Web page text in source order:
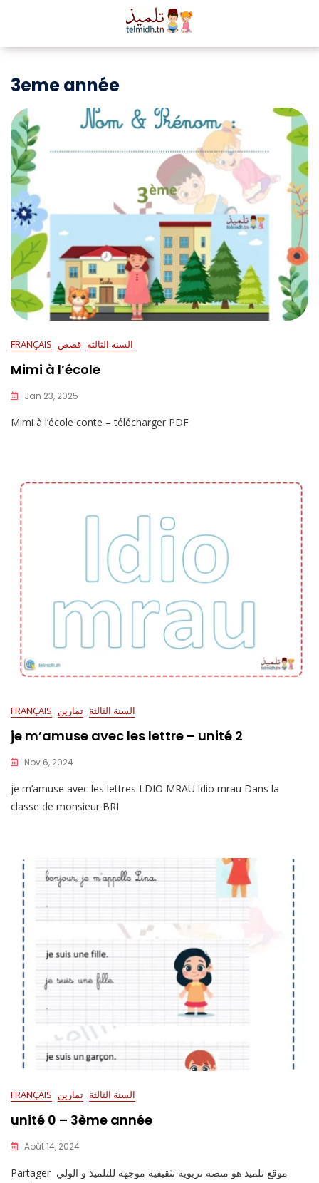
3eme année
FRANÇAIS السنة الثالثة قصص
Mimi à l’école
Jan 23, 2025
Mimi à l’école conte – télécharger PDF
FRANÇAIS السنة الثالثة تمارين
je m’amuse avec les lettre – unité 2
Nov 6, 2024
je m’amuse avec les lettres LDIO MRAU ldio mrau Dans la
classe de monsieur BRI
FRANÇAIS السنة الثالثة تمارين
unité 0 – 3ème année
Août 14, 2024
Partager موقع تلميذ هو منصة تربوية تثقيفية موجهة للتلميذ و الولي